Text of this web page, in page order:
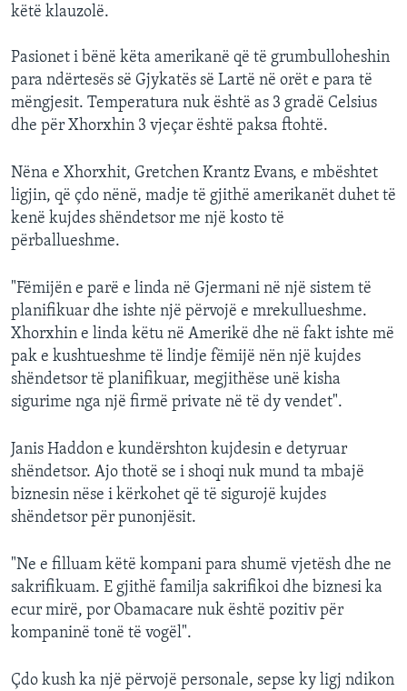
këtë klauzolë.
Pasionet i bënë këta amerikanë që të grumbulloheshin
para ndërtesës së Gjykatës së Lartë në orët e para të
mëngjesit. Temperatura nuk është as 3 gradë Celsius
dhe për Xhorxhin 3 vjeçar është paksa ftohtë.
Nëna e Xhorxhit, Gretchen Krantz Evans, e mbështet
ligjin, që çdo nënë, madje të gjithë amerikanët duhet të
kenë kujdes shëndetsor me një kosto të
përballueshme.
"Fëmijën e parë e linda në Gjermani në një sistem të
planifikuar dhe ishte një përvojë e mrekullueshme.
Xhorxhin e linda këtu në Amerikë dhe në fakt ishte më
pak e kushtueshme të lindje fëmijë nën një kujdes
shëndetsor të planifikuar, megjithëse unë kisha
sigurime nga një firmë private në të dy vendet".
Janis Haddon e kundërshton kujdesin e detyruar
shëndetsor. Ajo thotë se i shoqi nuk mund ta mbajë
biznesin nëse i kërkohet që të sigurojë kujdes
shëndetsor për punonjësit.
"Ne e filluam këtë kompani para shumë vjetësh dhe ne
sakrifikuam. E gjithë familja sakrifikoi dhe biznesi ka
ecur mirë, por Obamacare nuk është pozitiv për
kompaninë tonë të vogël".
Çdo kush ka një përvojë personale, sepse ky ligj ndikon